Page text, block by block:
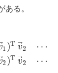
ある。
⃗1 )T v⃗
2
⃗
2 )T v⃗
2
⋯
⋯